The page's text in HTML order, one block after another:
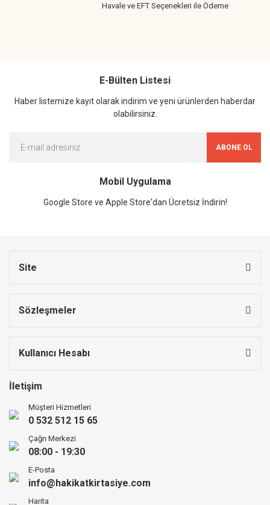
Havale ve EFT Seçenekleri ile Ödeme
E-Bülten Listesi
Haber listemize kayıt olarak indirim ve yeni ürünlerden haberdar
olabilirsiniz.
ABONE OL
Mobil Uygulama
Google Store ve Apple Store'dan Ücretsiz İndirin!
Site
Sözleşmeler
Kullanıcı Hesabı
İletişim
Müşteri Hizmetleri
0 532 512 15 65
Çağrı Merkezi
08:00 - 19:30
E-Posta
info@hakikatkirtasiye.com
Harita